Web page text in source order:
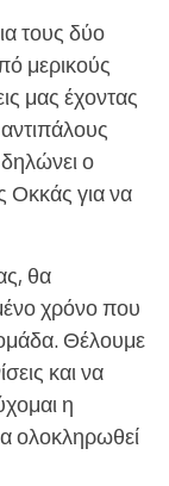
τους δύο
μερικούς
μας έχοντας
ο
Οκκάς για να
θα
χρόνο που
Θέλουμε
και να
η
ολοκληρωθεί